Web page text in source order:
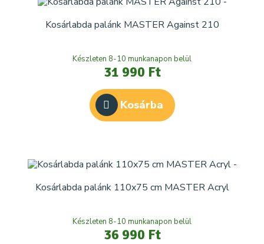
Kosárlabda palánk MASTER Against 210
Készleten 8-10 munkanapon belül
31 990 Ft
Kosárba
Kosárlabda palánk 110x75 cm MASTER Acryl
Készleten 8-10 munkanapon belül
36 990 Ft